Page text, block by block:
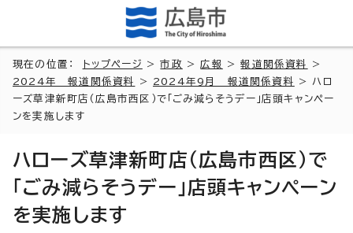
現在の位置： トップページ >市政 >広報 >報道関係資料
>
2024年 報道関係資料
> 2024年9月 報道関係資料
> ハロ
ーズ草津新町店（広島市西区）で「ごみ減らそうデー」店頭キャンペー
ンを実施します
ハローズ草津新町店（広島市西区）で
「ごみ減らそうデー」店頭キャンペーン
を実施します